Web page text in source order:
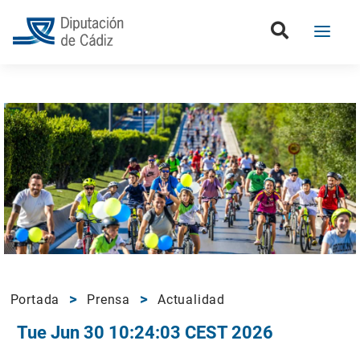
Portada Prensa Actualidad
Tue Jun 30 10:24:03 CEST 2026